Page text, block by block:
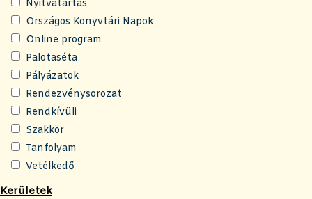
Nyitvatartás
Országos Könyvtári Napok
Online program
Palotaséta
Pályázatok
Rendezvénysorozat
Rendkívüli
Szakkör
Tanfolyam
Vetélkedő
Kerületek